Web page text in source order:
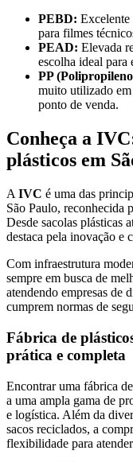
PEBD: Excelente
para filmes
PEAD: Elevada
escolha ideal para
PP
muito utilizado em
ponto de venda.
Conheça a
plásticos em
A IVC é uma das
São Paulo, reconhecida
Desde sacolas plásticas
destaca pela inovação e
Com infraestrutura
sempre em busca de
atendendo empresas de
cumprem normas de
Fábrica de
prática e completa
Encontrar uma fábrica
a uma ampla gama de
e logística. Além da
sacos reciclados, a
flexibilidade para